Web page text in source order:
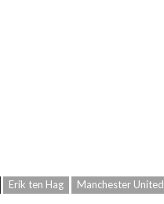
Erik ten Hag Manchester United